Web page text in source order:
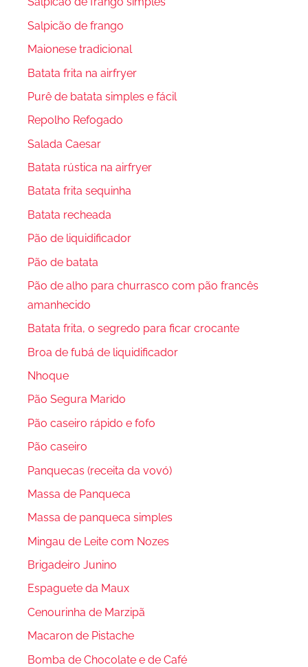
Salpicão de frango
Maionese tradicional
Batata frita na airfryer
Purê de batata simples e fácil
Repolho Refogado
Salada Caesar
Batata rústica na airfryer
Batata frita sequinha
Batata recheada
Pão de liquidificador
Pão de batata
Pão de alho para churrasco com pão francês
amanhecido
Batata frita, o segredo para ficar crocante
Broa de fubá de liquidificador
Nhoque
Pão Segura Marido
Pão caseiro rápido e fofo
Pão caseiro
Panquecas (receita da vovó)
Massa de Panqueca
Massa de panqueca simples
Mingau de Leite com Nozes
Brigadeiro Junino
Espaguete da Maux
Cenourinha de Marzipã
Macaron de Pistache
Bomba de Chocolate e de Café